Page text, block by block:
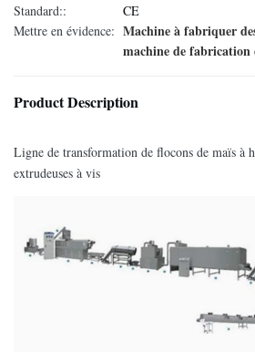
Standard::
CE
Mettre en évidence: Machine à fabriquer
machine de fabrication
Product Description
Ligne de transformation de flocons de maïs à
extrudeuses à vis